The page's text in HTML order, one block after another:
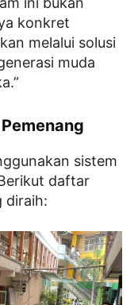
konkret
melalui solusi
muda
sistem
daftar
diraih: